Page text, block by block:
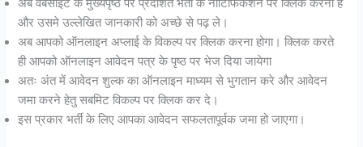
और उसमे उल्लेखित जानकारी को अच्छे से पढ़ ले।
अब आपको ऑनलाइन अप्लाई के विकल्प पर क्लिक करना होगा। क्लिक करते
ही आपको ऑनलाइन आवेदन पत्र के पृष्ठ पर भेज दिया जायेगा
अतः अंत में आवेदन शुल्क का ऑनलाइन माध्यम से भुगतान करे और आवेदन
जमा करने हेतु सबमिट विकल्प पर क्लिक कर दे।
इस प्रकार भर्ती के लिए आपका आवेदन सफलतापूर्वक जमा हो जाएगा।